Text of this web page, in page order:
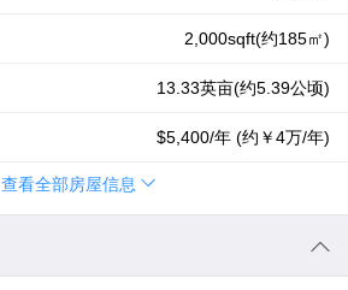
2,000sqft(约185㎡)
13.33英亩(约5.39公顷)
$5,400/年 (约 ￥4万/年)
查看全部房屋信息